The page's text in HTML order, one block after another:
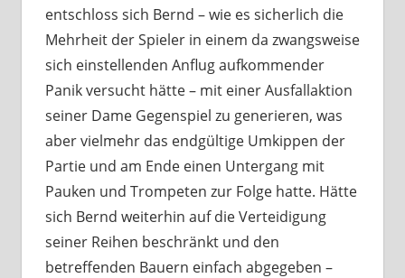
entschloss sich Bernd – wie es sicherlich die
Mehrheit der Spieler in einem da zwangsweise
sich einstellenden Anflug aufkommender
Panik versucht hätte – mit einer Ausfallaktion
seiner Dame Gegenspiel zu generieren, was
aber vielmehr das endgültige Umkippen der
Partie und am Ende einen Untergang mit
Pauken und Trompeten zur Folge hatte. Hätte
sich Bernd weiterhin auf die Verteidigung
seiner Reihen beschränkt und den
betreffenden Bauern einfach abgegeben –